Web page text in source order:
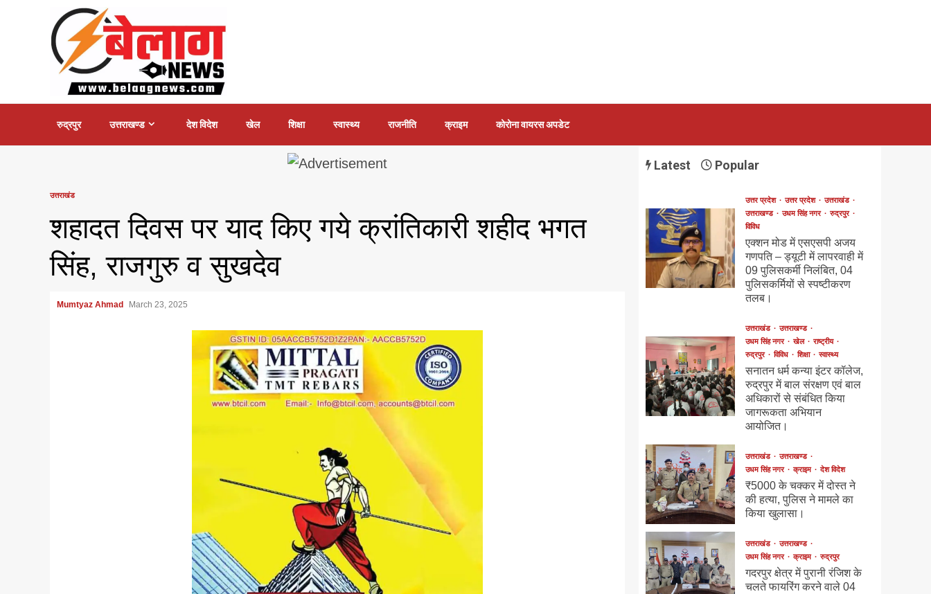
रुद्रपुर उत्तराखण्ड देश विदेश खेल शिक्षा स्वास्थ्य राजनीति क्राइम कोरोना वायरस अपडेट
उत्तराखंड
शहादत दिवस पर याद किए गये क्रांतिकारी शहीद भगत
सिंह, राजगुरु व सुखदेव
Mumtyaz Ahmad March 23, 2025
Latest Popular
उत्तर प्रदेश उत्तर प्रदेश
उत्तराखंड
उत्तराखण्ड
उधम सिंह नगर
रुद्रपुर
विविध
एक्शन मोड में एसएसपी अजय
गणपति – ड्यूटी में लापरवाही में
09 पुलिसकर्मी निलंबित, 04
पुलिसकर्मियों से स्पष्टीकरण
तलब।
उत्तराखंड
उत्तराखण्ड
उधम सिंह नगर
खेल
राष्ट्रीय
रुद्रपुर
विविध शिक्षा स्वास्थ्य
सनातन धर्म कन्या इंटर कॉलेज,
रुद्रपुर में बाल संरक्षण एवं बाल
अधिकारों से संबंधित किया
जागरूकता अभियान
आयोजित।
उत्तराखंड
उत्तराखण्ड
उधम सिंह नगर
क्राइम देश विदेश
₹5000 के चक्कर में दोस्त ने
की हत्या, पुलिस ने मामले का
किया खुलासा।
उत्तराखंड
उत्तराखण्ड
उधम सिंह नगर
क्राइम रुद्रपुर
गदरपुर क्षेत्र में पुरानी रंजिश के
चलते फायरिंग करने वाले 04